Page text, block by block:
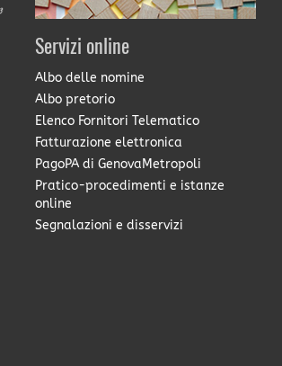
Servizi online
Albo delle nomine
Albo pretorio
Elenco Fornitori Telematico
Fatturazione elettronica
PagoPA di GenovaMetropoli
Pratico-procedimenti e istanze
online
Segnalazioni e disservizi